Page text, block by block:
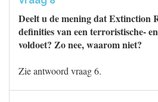
Deelt u de mening dat Extinction
definities van een terroristische-
voldoet? Zo nee, waarom niet?
Zie antwoord vraag 6.